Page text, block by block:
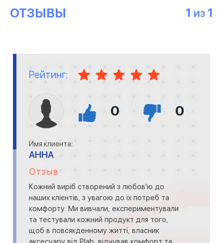
ОТЗЫВЫ 1 ИЗ 1
Рейтинг:
0 0
Имя клиента:
АННА
Отзыв
Кожний виріб створений з любов'ю до
наших клієнтів, з увагою до їх потреб та
комфорту. Ми вивчали, експериментували
та тестували кожний продукт для того,
щоб в повсякденному житті, власник